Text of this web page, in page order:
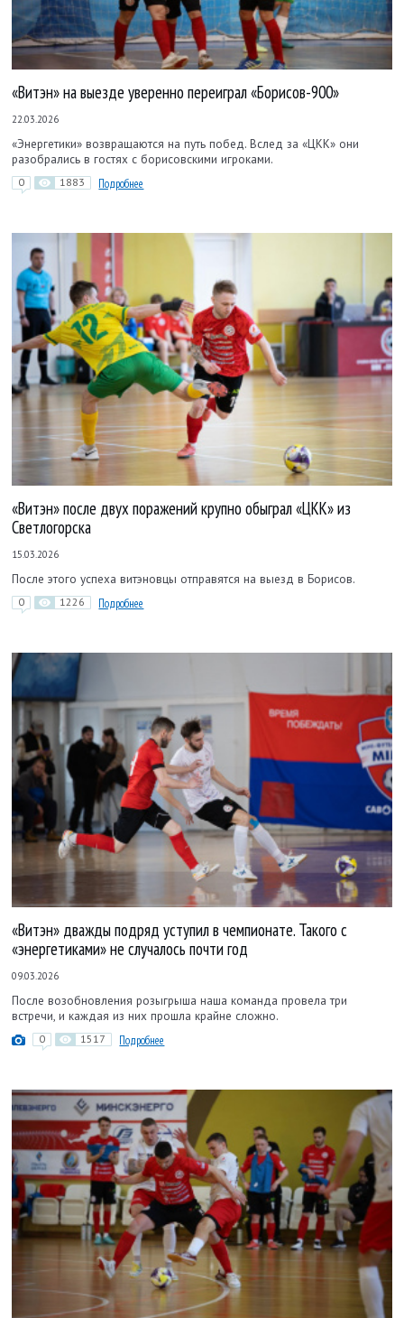
«Витэн» на выезде уверенно переиграл «Борисов-900»
22.03.2026
«Энергетики» возвращаются на путь побед. Вслед за «ЦКК» они
разобрались в гостях с борисовскими игроками.
0 1883 Подробнее
«Витэн» после двух поражений крупно обыграл «ЦКК» из
Светлогорска
15.03.2026
После этого успеха витэновцы отправятся на выезд в Борисов.
0 1226 Подробнее
«Витэн» дважды подряд уступил в чемпионате. Такого с
«энергетиками» не случалось почти год
09.03.2026
После возобновления розыгрыша наша команда провела три
встречи, и каждая из них прошла крайне сложно.
0 1517 Подробнее